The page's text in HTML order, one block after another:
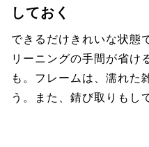
しておく
できるだけきれいな状態
リーニングの手間が省け
も。フレームは、濡れた
う。また、錆び取りもし